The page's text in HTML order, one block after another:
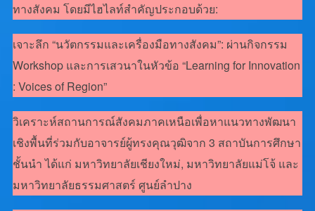
ทางสังคม โดยมีไฮไลท์สำคัญประกอบด้วย:
เจาะลึก “นวัตกรรมและเครื่องมือทางสังคม”: ผ่านกิจกรรม
Workshop และการเสวนาในหัวข้อ “Learning for Innovation
: Voices of Region”
วิเคราะห์สถานการณ์สังคมภาคเหนือเพื่อหาแนวทางพัฒนา
เชิงพื้นที่ร่วมกับอาจารย์ผู้ทรงคุณวุฒิจาก 3 สถาบันการศึกษา
ชั้นนำ ได้แก่ มหาวิทยาลัยเชียงใหม่, มหาวิทยาลัยแม่โจ้ และ
มหาวิทยาลัยธรรมศาสตร์ ศูนย์ลำปาง